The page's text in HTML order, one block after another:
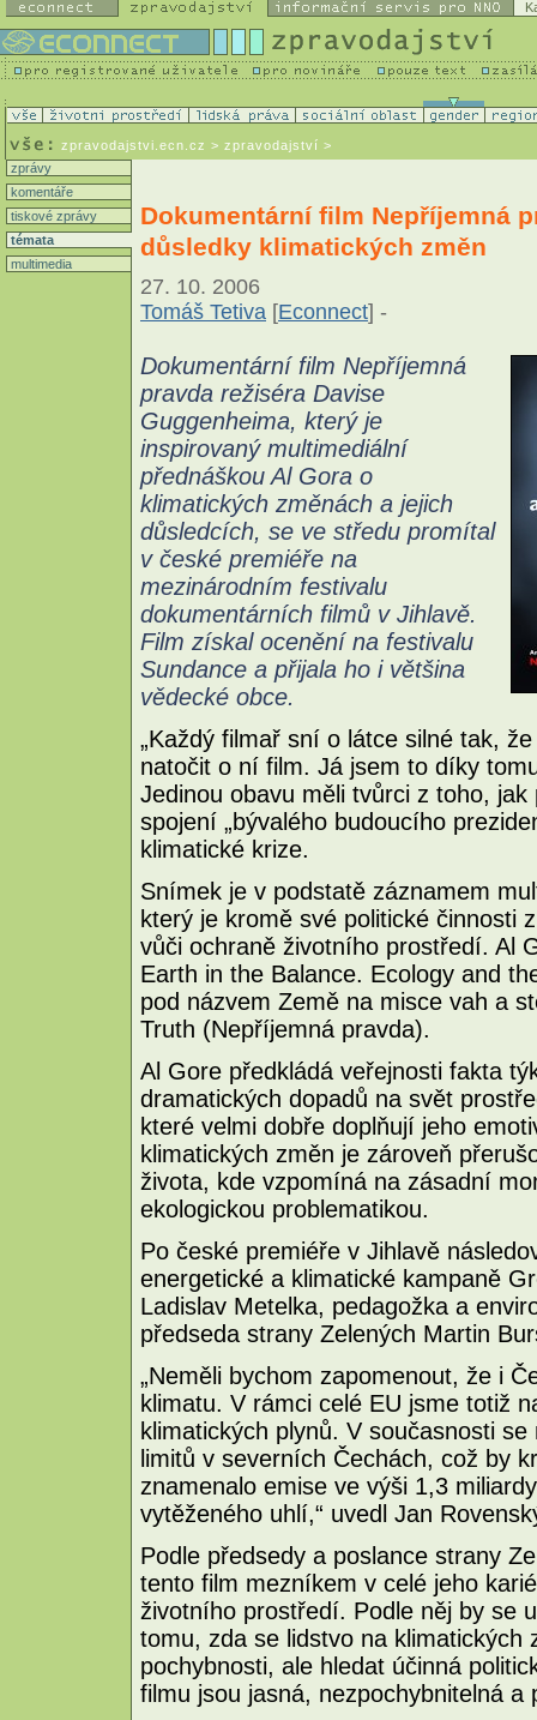
zpravodajstvi.ecn.cz > zpravodajství >
zprávy
komentáře
tiskové zprávy
témata
multimedia
Dokumentární film Nepříjemná
důsledky klimatických změn
27. 10. 2006
Tomáš Tetiva [Econnect] -
Dokumentární film Nepříjemná
pravda režiséra Davise
Guggenheima, který je
inspirovaný multimediální
přednáškou Al Gora o
klimatických změnách a jejich
důsledcích, se ve středu promítal
v české premiéře na
mezinárodním festivalu
dokumentárních filmů v Jihlavě.
Film získal ocenění na festivalu
Sundance a přijala ho i většina
vědecké obce.
„Každý filmař sní o látce silné tak,
natočit o ní film. Já jsem to díky
Jedinou obavu měli tvůrci z toho,
spojení „bývalého budoucího
klimatické krize.
Snímek je v podstatě záznamem
který je kromě své politické činnosti
vůči ochraně životního prostředí. Al
Earth in the Balance. Ecology and
pod názvem Země na misce vah a
Truth (Nepříjemná pravda).
Al Gore předkládá veřejnosti fakta
dramatických dopadů na svět
které velmi dobře doplňují jeho
klimatických změn je zároveň
života, kde vzpomíná na zásadní
ekologickou problematikou.
Po české premiéře v Jihlavě
energetické a klimatické kampaně
Ladislav Metelka, pedagožka a
předseda strany Zelených Martin
„Neměli bychom zapomenout, že i
klimatu. V rámci celé EU jsme totiž
klimatických plynů. V současnosti
limitů v severních Čechách, což by
znamenalo emise ve výši 1,3
vytěženého uhlí,“ uvedl Jan
Podle předsedy a poslance strany
tento film mezníkem v celé jeho
životního prostředí. Podle něj by se
tomu, zda se lidstvo na
pochybnosti, ale hledat účinná
filmu jsou jasná, nezpochybnitelná a